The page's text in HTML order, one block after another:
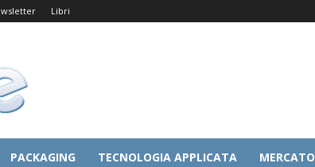
Libri
PACKAGING TECNOLOGIA APPLICATA MERCATO